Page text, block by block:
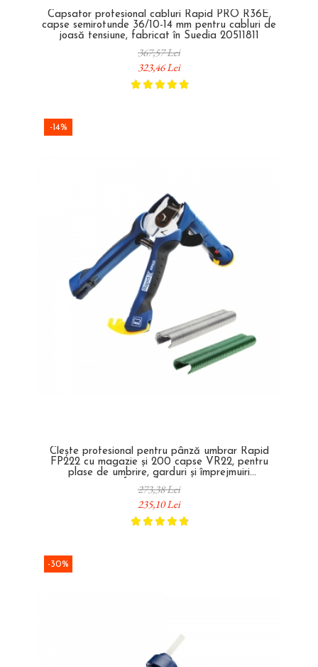
Capsator profesional cabluri Rapid PRO R36E,
capse semirotunde 36/10-14 mm pentru cabluri de
joasă tensiune, fabricat în Suedia 20511811
367,57 Lei
323,46 Lei
-14%
Clește profesional pentru pânză umbrar Rapid
FP222 cu magazie și 200 capse VR22, pentru
plase de umbrire, garduri și împrejmuiri
profesionale 40303112
273,38 Lei
235,10 Lei
-30%